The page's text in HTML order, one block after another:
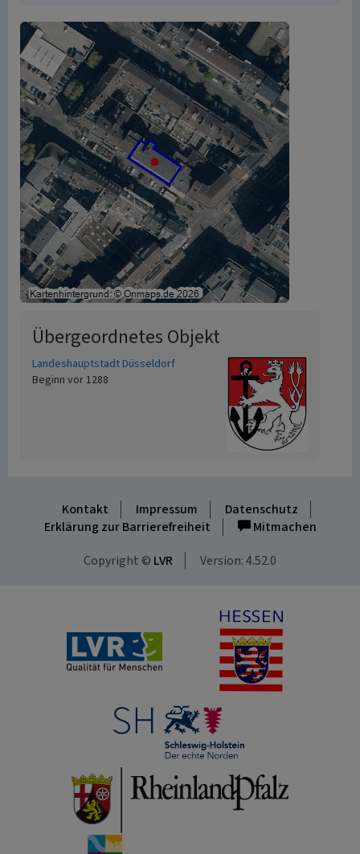
Übergeordnetes Objekt
Landeshauptstadt Düsseldorf
Beginn vor 1288
Kontakt Impressum
Datenschutz
Erklärung zur Barrierefreiheit
Mitmachen
Copyright © LVR Version: 4.52.0